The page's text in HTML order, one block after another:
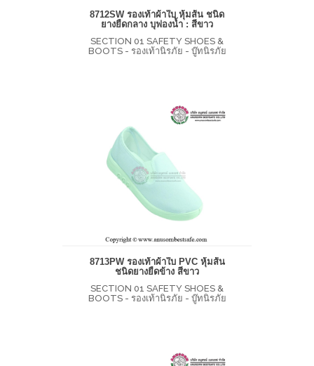
8712SW รองเท้าผ้าใบ หุ้มส้น ชนิด
ยางยืดกลาง บุฟองน้ำ : สีขาว
SECTION 01 SAFETY SHOES &
BOOTS - รองเท้านิรภัย - บู๊ทนิรภัย
8713PW รองเท้าผ้าใบ PVC หุ้มส้น
ชนิดยางยืดข้าง สีขาว
SECTION 01 SAFETY SHOES &
BOOTS - รองเท้านิรภัย - บู๊ทนิรภัย